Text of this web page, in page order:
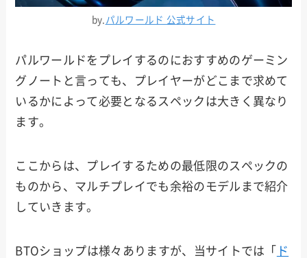
by. パルワールド 公式サイト
パルワールドをプレイするのにおすすめのゲーミン
グノートと言っても、プレイヤーがどこまで求めて
いるかによって必要となるスペックは大きく異なり
ます。
ここからは、プレイするための最低限のスペックの
ものから、マルチプレイでも余裕のモデルまで紹介
していきます。
BTOショップは様々ありますが、当サイトでは「
ド